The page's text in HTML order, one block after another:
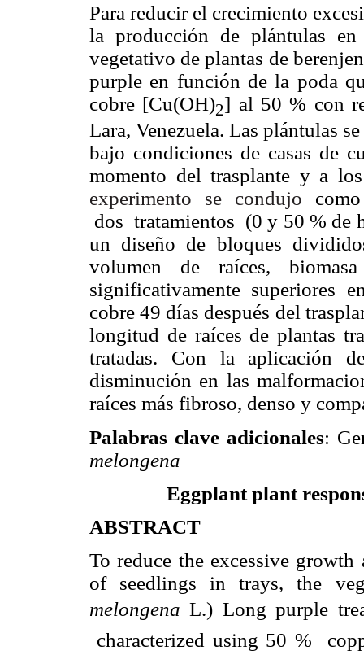
Para reducir el crecimiento
la producción de plántulas en
vegetativo de plantas de
purple en función dela poda
cobre [Cu(OH)2] al 50 % con
Lara, Venezuela. Las plántulas
bajo condiciones de casas de
momento del trasplante y a
experimento se condujo
dos tratamientos (0 y 50 % de
un diseño de bloques
volumen de raíces,
significativamente superiores
cobre 49 días después del
longitud de raíces de plantas
tratadas. Con la aplicación
disminución en las
raíces más fibroso, denso y
Palabras clave adicionales:
melongena
Eggplant plant
ABSTRACT
To reduce the excessive
of seedlings in trays, the
melongena L.) Long purple
characterized using 50 %